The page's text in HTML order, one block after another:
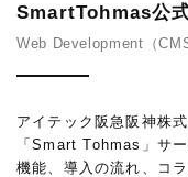
SmartTohmas公
Web Development（
アイテック阪急阪神株
「Smart Tohmas」サ
機能、導入の流れ、コ